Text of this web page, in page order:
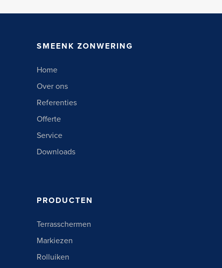
SMEENK ZONWERING
Home
Over ons
Referenties
Offerte
Service
Downloads
PRODUCTEN
Terrasschermen
Markiezen
Rolluiken